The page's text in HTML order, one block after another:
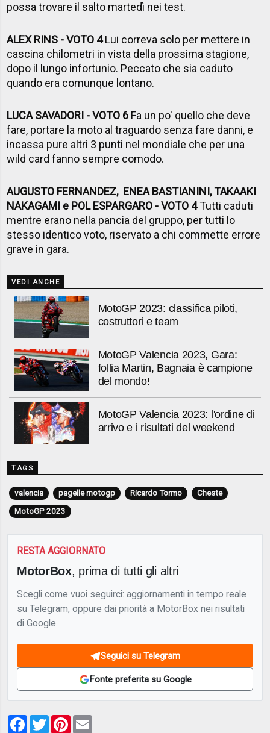
possa trovare il salto martedì nei test.
ALEX RINS - VOTO 4Lui correva solo per mettere in
cascina chilometri in vista della prossima stagione,
dopo il lungo infortunio. Peccato che sia caduto
quando era comunque lontano.
LUCA SAVADORI - VOTO 6 Fa un po' quello che deve
fare, portare la moto al traguardo senza fare danni, e
incassa pure altri 3 punti nel mondiale che per una
wild card fanno sempre comodo.
AUGUSTO FERNANDEZ, ENEA BASTIANINI, TAKAAKI
NAKAGAMI e POL ESPARGARO - VOTO 4Tutti caduti
mentre erano nella pancia del gruppo, per tutti lo
stesso identico voto, riservato a chi commette errore
grave in gara.
VEDI ANCHE
MotoGP 2023: classifica piloti,
costruttori e team
MotoGP Valencia 2023, Gara:
follia Martin, Bagnaia è campione
del mondo!
MotoGP Valencia 2023: l'ordine di
arrivo e i risultati del weekend
TAGS
valencia pagelle motogp Ricardo Tormo
Cheste
MotoGP 2023
RESTA AGGIORNATO
MotorBox, prima di tutti gli altri
Scegli come vuoi seguirci: aggiornamenti in tempo reale
su Telegram, oppure dai priorità a MotorBox nei risultati
di Google.
Seguici su Telegram
Fonte preferita su Google
Facebook
TwitterPinterest